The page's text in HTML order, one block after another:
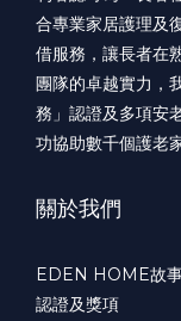
合專業家居護理及
借服務，讓長者在
團隊的卓越實力，
務」認證及多項安
功協助數千個護老
關於我們
EDEN HOME故
認證及獎項